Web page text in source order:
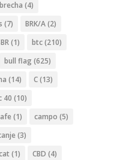
brecha (4)
(7) BRK/A(2)
(1) btc(210)
bull flag (625)
(14) C(13)
40 (10)
(1) campo (5)
(3)
(1) CBD (4)